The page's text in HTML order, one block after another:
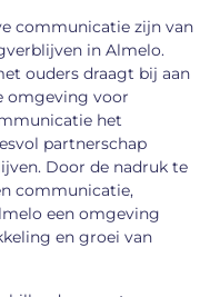
communicatie zijn van
in Almelo.
ouders draagt bij aan
omgeving voor
het
partnerschap
Door de nadruk te
communicatie,
een omgeving
en groei van